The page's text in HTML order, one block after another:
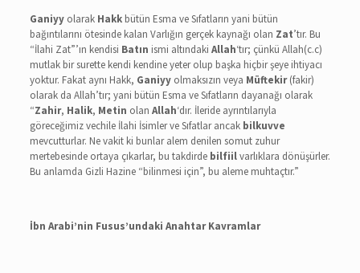
Ganiyyolarak Hakkbütün Esma ve Sıfatların yani bütün
bağıntılarını ötesinde kalan Varlığın gerçek kaynağı olan Zat’tır. Bu
“İlahi Zat”’ın kendisi Batın ismi altındaki Allah‘tır; çünkü Allah(c.c)
mutlak bir surette kendi kendine yeter olup başka hiçbir şeye ihtiyacı
yoktur. Fakat aynı Hakk, Ganiyyolmaksızın veya Müftekir(fakir)
olarak da Allah’tır; yani bütün Esma ve Sıfatların dayanağı olarak
“Zahir, Halik, Metin olan Allah‘dır. İleride ayrıntılarıyla
göreceğimiz vechile İlahi İsimler ve Sıfatlar ancak bilkuvve
mevcutturlar. Ne vakit ki bunlar alem denilen somut zuhur
mertebesinde ortaya çıkarlar, bu takdirde bilfiilvarlıklara dönüşürler.
Bu anlamda Gizli Hazine “bilinmesi için”, bu aleme muhtaçtır.”
İbn Arabi’nin Fusus’undaki Anahtar Kavramlar